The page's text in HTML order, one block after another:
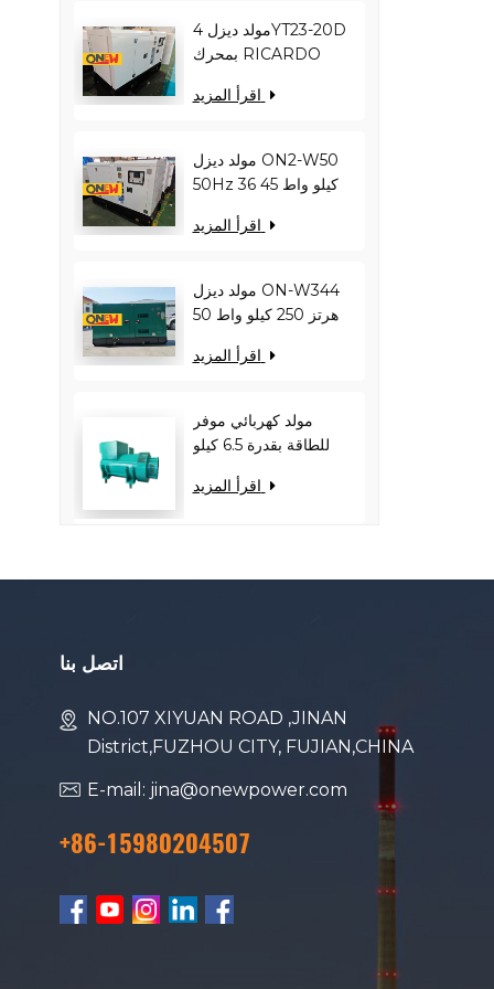
مولد ديزل 4YT23-20D
بمحرك RICARDO
كيلو فولت أمبير ON2-
مولد ديزل ON2-W50
50Hz 36 كيلو واط 45
RICARDO
مولد ديزل ON-W344
50 هرتز 250 كيلو واط
RICARDO WT13B-
مولد كهربائي موفر
للطاقة بقدرة 6.5 كيلو
المحرك ويحسن كفاءة
اتصل بنا
NO.107 XIYUAN ROAD ,JINAN
District,FUZHOU CITY, FUJIAN,CHINA
E-mail: jina@onewpower.com
+86-15980204507